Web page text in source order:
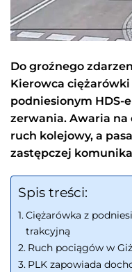
Do groźnego
Kierowca ciężarówki
podniesionym HDS-
zerwania. Awaria na
ruch kolejowy, a
zastępczej
Spis treści:
Ciężarówka z
trakcyjną
Ruch pociągów w
PLK zapowiada